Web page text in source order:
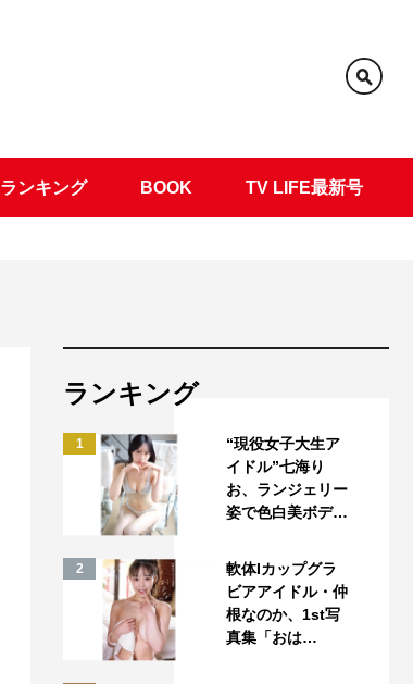
ランキング BOOK TV LIFE最新号
ランキング
1
“現役女子大生ア
イドル”七海り
お、ランジェリー
姿で色白美ボデ…
2
軟体Iカップグラ
ビアアイドル・仲
根なのか、1st写
真集「おは…